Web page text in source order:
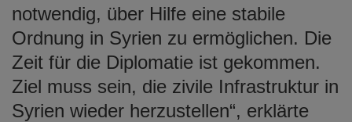
notwendig, über Hilfe eine stabile
Ordnung in Syrien zu ermöglichen. Die
Zeit für die Diplomatie ist gekommen.
Ziel muss sein, die zivile Infrastruktur in
Syrien wieder herzustellen“, erklärte